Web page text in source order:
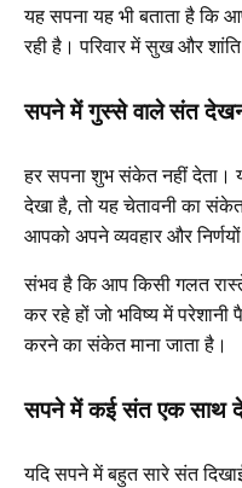
यह सपना यह भी बताता है कि
रही है। परिवार में सुख और
सपने में गुस्से वाले संत
हर सपना शुभ संकेत नहीं
देखा है, तो यह चेतावनी का
आपको अपने व्यवहार और
संभव है कि आप किसी गलत
कर रहे हों जो भविष्य में
करने का संकेत माना जाता है।
सपने में कई संत एक साथ
यदि सपने में बहुत सारे संत